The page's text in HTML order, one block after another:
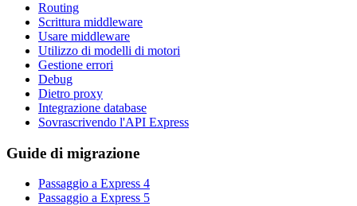
Routing
Scrittura middleware
Usare middleware
Utilizzo di modelli di motori
Gestione errori
Debug
Dietro proxy
Integrazione database
Sovrascrivendo l'API Express
Guide di migrazione
Passaggio a Express 4
Passaggio a Express 5